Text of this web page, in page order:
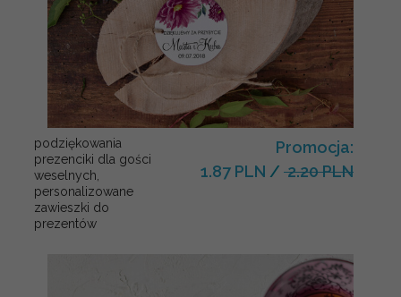
podziękowania
prezenciki dla gości
weselnych,
personalizowane
zawieszki do
prezentów
Promocja:
1.87 PLN / 2.20 PLN